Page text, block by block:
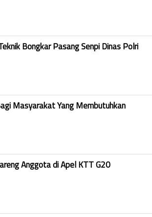
Bongkar Pasang Senpi Dinas Polri
Masyarakat Yang Membutuhkan
Anggota di Apel KTT G20